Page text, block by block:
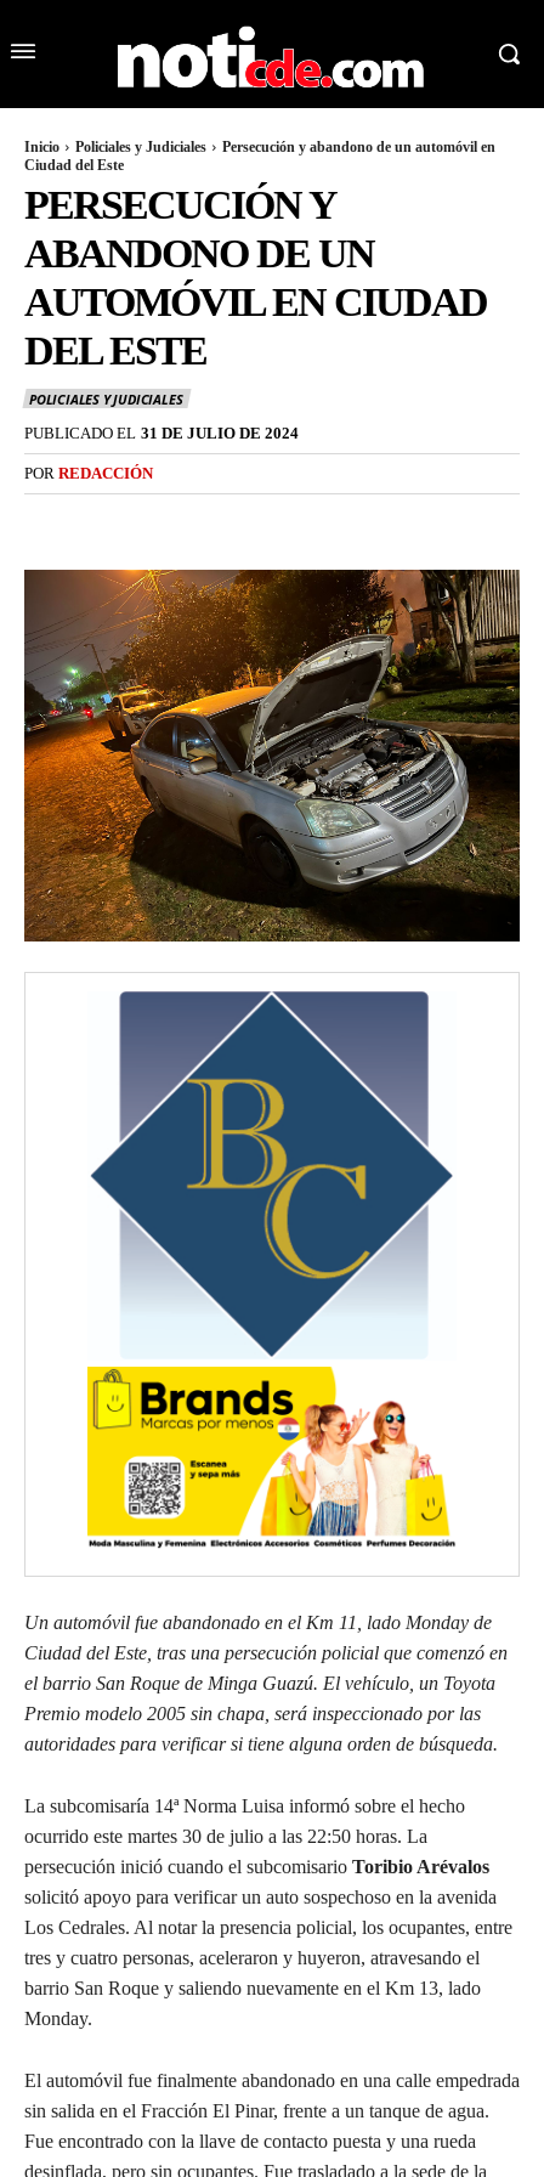
Inicio Policiales y Judiciales
Persecución y abandono de un automóvil en
Ciudad del Este
PERSECUCIÓN Y
ABANDONO DE UN
AUTOMÓVIL EN CIUDAD
DEL ESTE
POLICIALES Y JUDICIALES
PUBLICADO EL 31 DE JULIO DE 2024
POR REDACCIÓN
Un automóvil fue abandonado en el Km 11, lado Monday de
Ciudad del Este, tras una persecución policial que comenzó en
el barrio San Roque de Minga Guazú. El vehículo, un Toyota
Premio modelo 2005 sin chapa, será inspeccionado por las
autoridades para verificar si tiene alguna orden de búsqueda.
La subcomisaría 14ª Norma Luisa informó sobre el hecho
ocurrido este martes 30 de julio a las 22:50 horas. La
persecución inició cuando el subcomisario Toribio Arévalos
solicitó apoyo para verificar un auto sospechoso en la avenida
Los Cedrales. Al notar la presencia policial, los ocupantes, entre
tres y cuatro personas, aceleraron y huyeron, atravesando el
barrio San Roque y saliendo nuevamente en el Km 13, lado
Monday.
El automóvil fue finalmente abandonado en una calle empedrada
sin salida en el Fracción El Pinar, frente a un tanque de agua.
Fue encontrado con la llave de contacto puesta y una rueda
desinflada, pero sin ocupantes. Fue trasladado a la sede de la